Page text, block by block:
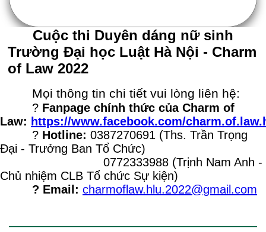
Cuộc thi Duyên dáng nữ sinh
Trường Đại học Luật Hà Nội - Charm
of Law 2022
Mọi thông tin chi tiết vui lòng liên hệ:
? Fanpage chính thức của Charm of
Law: https://www.facebook.com/
? Hotline: 0387270691 (Ths. Trần Trọng
Đại - Trưởng Ban Tổ Chức)
0772333988 (Trịnh Nam Anh -
Chủ nhiệm CLB Tổ chức Sự kiện)
? Email: charmoflaw.hlu.2022@gmail.com